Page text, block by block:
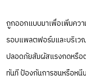
ถูกออกแบบมาเพื่อเพิ่มคว
รอบแพลตฟอร์มและบริเว
ปลอดภัยสัมผัสแรงกดหรือ
ทันที ป้องกันการชนหรือหนี